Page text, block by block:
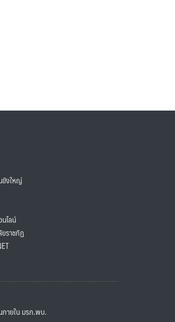
งใหญ่
ไลน์
ราชภัฏ
ายใน มรภ.พบ.